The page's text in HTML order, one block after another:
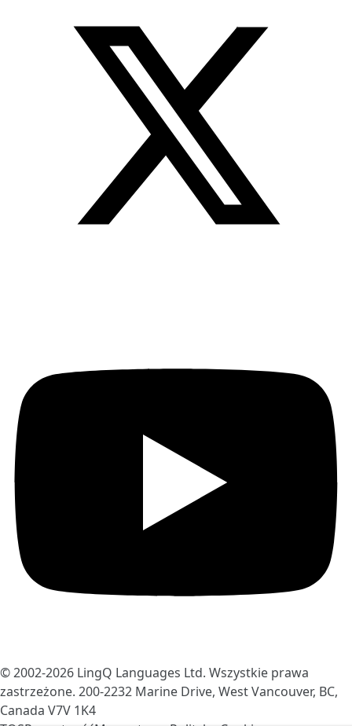
© 2002-2026 LingQ Languages Ltd. Wszystkie prawa
zastrzeżone. 200-2232 Marine Drive, West Vancouver, BC,
Canada V7V 1K4